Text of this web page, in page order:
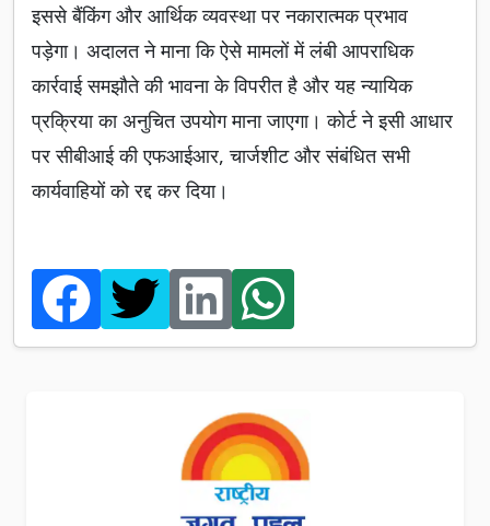
इससे बैंकिंग और आर्थिक व्यवस्था पर नकारात्मक प्रभाव
पड़ेगा। अदालत ने माना कि ऐसे मामलों में लंबी आपराधिक
कार्रवाई समझौते की भावना के विपरीत है और यह न्यायिक
प्रक्रिया का अनुचित उपयोग माना जाएगा। कोर्ट ने इसी आधार
पर सीबीआई की एफआईआर, चार्जशीट और संबंधित सभी
कार्यवाहियों को रद्द कर दिया।